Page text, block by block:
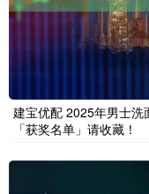
建宝优配 2025年男士
「获奖名单」请收藏！